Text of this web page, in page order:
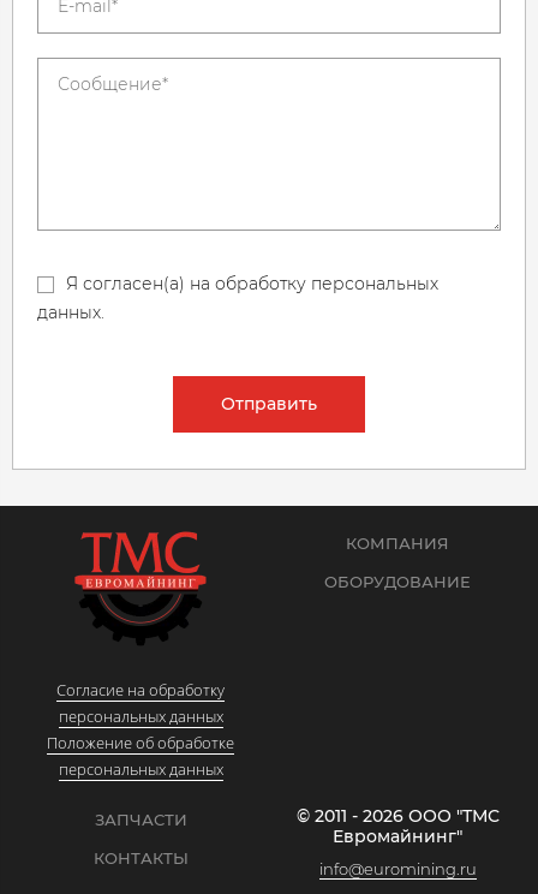
Я согласен(а) на обработку персональных
данных.
Отправить
Согласие на обработку
персональных данных
Положение об обработке
персональных данных
КОМПАНИЯ
ОБОРУДОВАНИЕ
ЗАПЧАСТИ
КОНТАКТЫ
© 2011 - 2026 ООО "ТМС
Евромайнинг"
info@euromining.ru